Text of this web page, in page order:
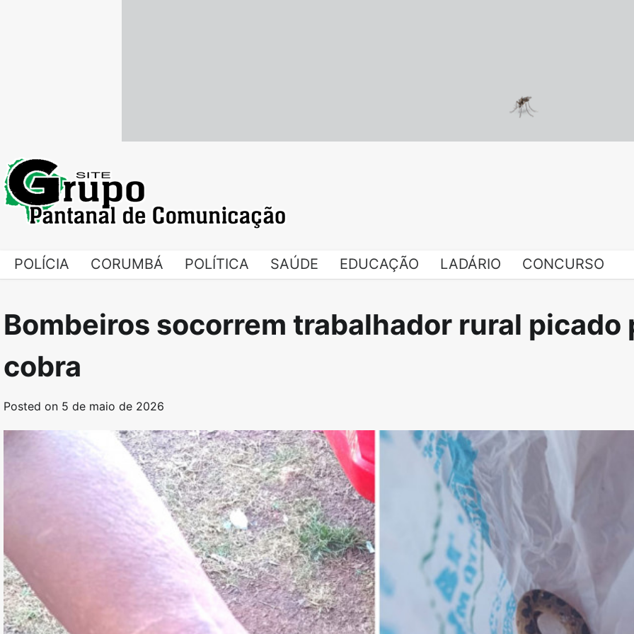
POLÍCIA CORUMBÁ POLÍTICA SAÚDE EDUCAÇÃO LADÁRIO CONCURSO
Bombeiros socorrem trabalhador rural picado
cobra
Posted on 5 de maio de 2026